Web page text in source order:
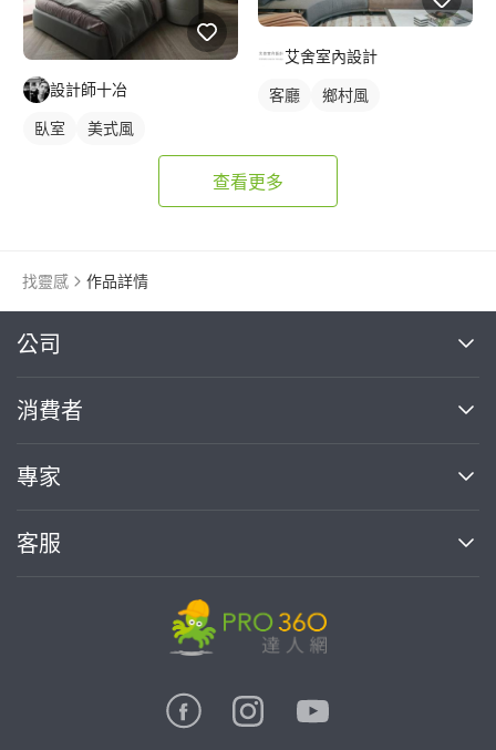
設計師十冶
臥室 美式風
艾舍室內設計
客廳 鄉村風
查看更多
找靈感 作品詳情
公司
關於我們
部落格
加入我們
消費者
買服務
熱門服務
專家
案件中心
客服
繼續完成